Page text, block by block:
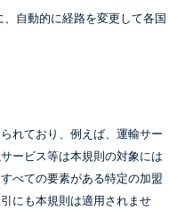
自動的に経路を変更して各国
れており、例えば、運輸サー
ービス等は本規則の対象には
べての要素がある特定の加盟
にも本規則は適用されませ